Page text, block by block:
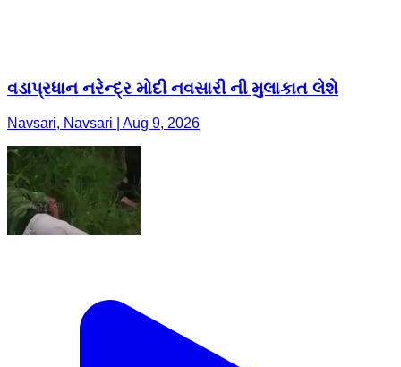
વડાપ્રધાન નરેન્દ્ર મોદી નવસારી ની મુલાકાત લેશે
Navsari, Navsari | Aug 9, 2026